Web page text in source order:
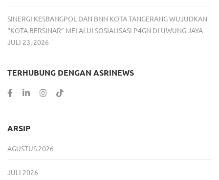
SINERGI KESBANGPOL DAN BNN KOTA TANGERANG WUJUDKAN
“KOTA BERSINAR” MELALUI SOSIALISASI P4GN DI UWUNG JAYA
JULI 23, 2026
TERHUBUNG DENGAN ASRINEWS
ARSIP
AGUSTUS 2026
JULI 2026